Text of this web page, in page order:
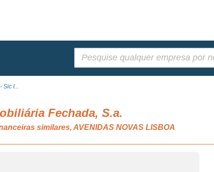
Sic I...
Fechada, S.a.
similares, AVENIDAS NOVAS LISBOA